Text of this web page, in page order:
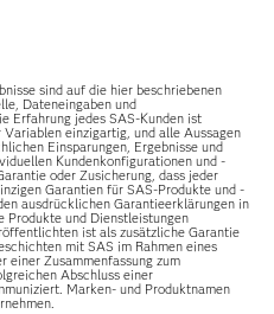
sind auf die hier beschriebenen
Dateneingaben und
Erfahrung jedes SAS-Kunden ist
einzigartig, und alle Aussagen
Einsparungen, Ergebnisse und
Kundenkonfigurationen und -
oder Zusicherung, dass jeder
Garantien für SAS-Produkte und -
ausdrücklichen Garantieerklärungen in
und Dienstleistungen
ist als zusätzliche Garantie
mit SAS im Rahmen eines
einer Zusammenfassung zum
Abschluss einer
Marken- und Produktnamen